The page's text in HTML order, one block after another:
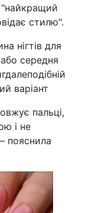
"найкращий
стилю".
нігтів для
середня
варіант
пальці,
і не
пояснила